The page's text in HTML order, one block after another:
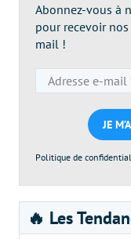
Abonnez-vous à
pour recevoir
mail !
Politique de
🔥 Les